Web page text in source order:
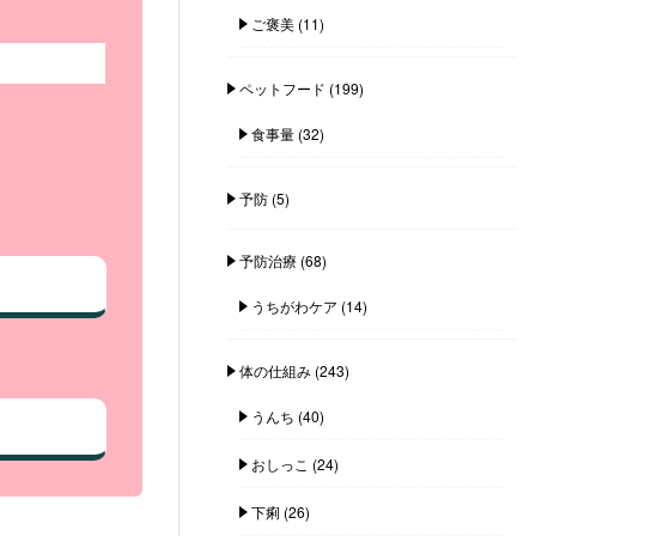
ご褒美(11)
ペットフード (199)
食事量(32)
予防(5)
予防治療(68)
うちがわケア (14)
体の仕組み(243)
うんち (40)
おしっこ (24)
下痢 (26)